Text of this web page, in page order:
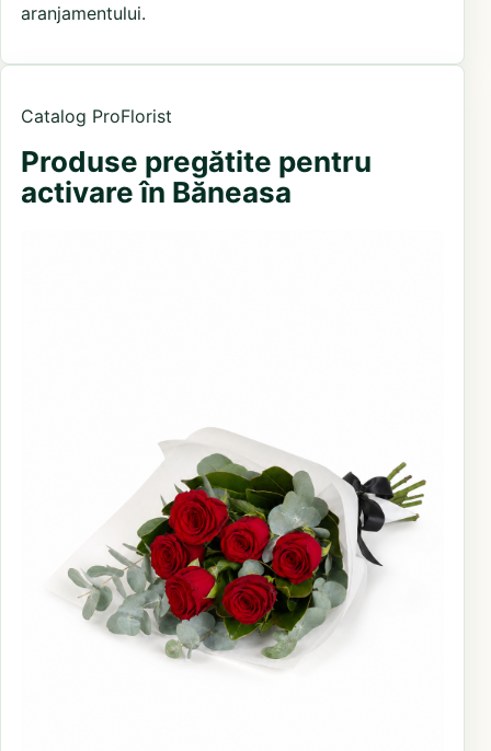
aranjamentului.
Catalog ProFlorist
Produse pregătite pentru
activare în Băneasa